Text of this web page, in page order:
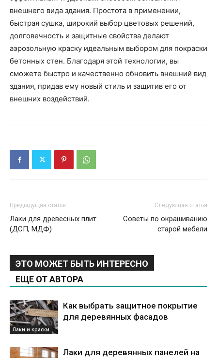
внешнего вида здания. Простота в применении,
быстрая сушка, широкий выбор цветовых решений,
долговечность и защитные свойства делают
аэрозольную краску идеальным выбором для покраски
бетонных стен. Благодаря этой технологии, вы
сможете быстро и качественно обновить внешний вид
здания, придав ему новый стиль и защитив его от
внешних воздействий.
Предыдущая статья
Лаки для древесных плит
(ДСП, МДФ)
Следующая статья
Советы по окрашиванию
старой мебели
ЭТО МОЖЕТ БЫТЬ ИНТЕРЕСНО
ЕЩЕ ОТ АВТОРА
Лаки и краски
Как выбрать защитное покрытие
для деревянных фасадов
Лаки для деревянных панелей на